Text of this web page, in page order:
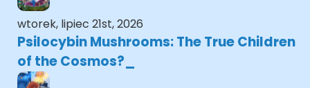
wtorek, lipiec 21st, 2026
Psilocybin Mushrooms: The True Children
of the Cosmos?